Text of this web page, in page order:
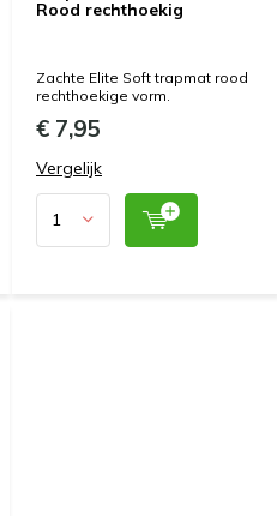
Rood rechthoekig
Zachte Elite Soft trapmat rood
rechthoekige vorm.
€ 7,95
Vergelijk